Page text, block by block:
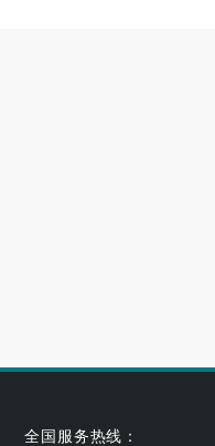
全国服务热线：